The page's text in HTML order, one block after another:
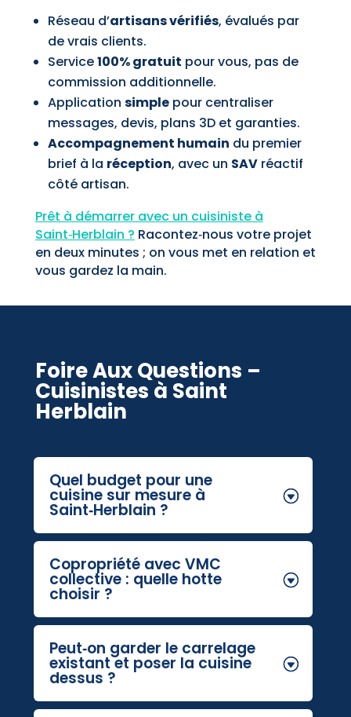
Réseau d’artisans vérifiés, évalués par
de vrais clients.
Service100% gratuit pour vous, pas de
commission additionnelle.
Application simplepour centraliser
messages, devis, plans 3D et garanties.
Accompagnement humain du premier
brief à la réception, avec un SAVréactif
côté artisan.
Prêt à démarrer avec un cuisiniste à
Saint‑Herblain ? Racontez‑nous votre projet
en deux minutes ; on vous met en relation et
vous gardez la main.
Foire Aux Questions –
Cuisinistes à Saint
Herblain
Quel budget pour une
cuisine sur mesure à
Saint‑Herblain ?
Copropriété avec VMC
collective : quelle hotte
choisir ?
Peut‑on garder le carrelage
existant et poser la cuisine
dessus ?